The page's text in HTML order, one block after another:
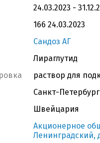
24.03.2023 -
166 24.03.2023
Сандоз АГ
Лираглутид
раствор для
Санкт-Петербург
Швейцария
Акционерное
Ленинградский,